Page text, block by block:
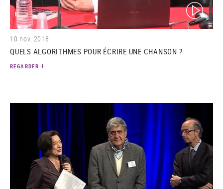
(video)
10 nov. 2018
QUELS ALGORITHMES POUR ÉCRIRE UNE CHANSON ?
REGARDER